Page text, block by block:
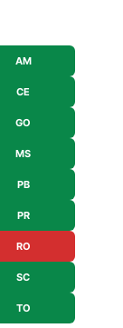
AM
CE
GO
MS
PB
PR
RO
SC
TO